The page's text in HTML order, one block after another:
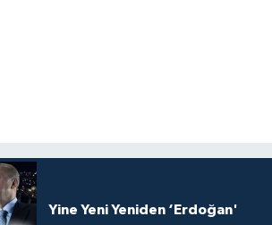
Yine Yeni Yeniden ‘Erdoğan'